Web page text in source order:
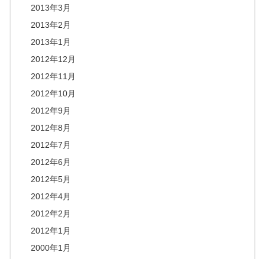
2013年3月
2013年2月
2013年1月
2012年12月
2012年11月
2012年10月
2012年9月
2012年8月
2012年7月
2012年6月
2012年5月
2012年4月
2012年2月
2012年1月
2000年1月